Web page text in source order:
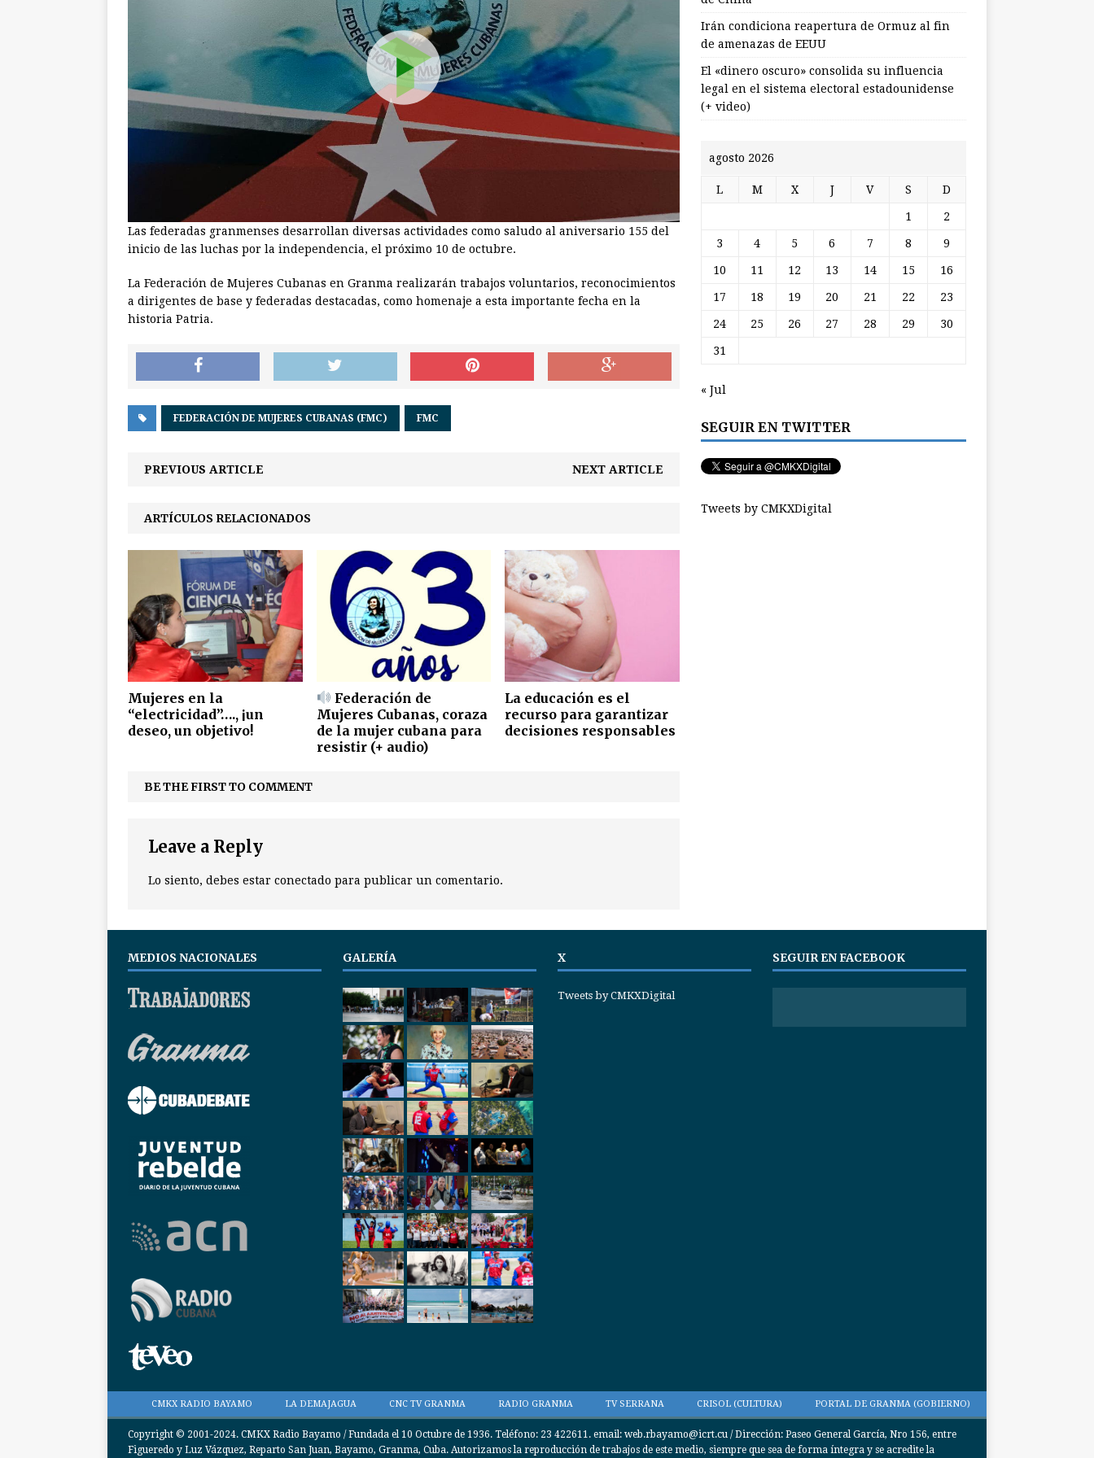
Las federadas granmenses desarrollan diversas actividades como saludo al aniversario 155 del
inicio de las luchas por la independencia, el próximo 10 de octubre.
La Federación de Mujeres Cubanas en Granma realizarán trabajos voluntarios, reconocimientos
a dirigentes de base y federadas destacadas, como homenaje a esta importante fecha en la
historia Patria.
FEDERACIÓN DE MUJERES CUBANAS (FMC) FMC
PREVIOUS ARTICLE NEXT ARTICLE
ARTÍCULOS RELACIONADOS
Mujeres en la
“electricidad”…., ¡un
deseo, un objetivo!
Federación de
Mujeres Cubanas, coraza
de la mujer cubana para
resistir (+ audio)
La educación es el
recurso para garantizar
decisiones responsables
BE THE FIRST TO COMMENT
Leave a Reply
Lo siento, debes estar conectado para publicar un comentario.
Irán condiciona reapertura de Ormuz al fin
de amenazas de EEUU
El «dinero oscuro» consolida su influencia
legal en el sistema electoral estadounidense
(+ video)
agosto 2026
L M X J V S D
1 2
3 4 5 6 7 8 9
10 11 12 13 14 15 16
17 18 19 20 21 22 23
24 25 26 27 28 29 30
31
« Jul
SEGUIR EN TWITTER
Tweets by CMKXDigital
MEDIOS NACIONALES GALERÍA X
Tweets by CMKXDigital
SEGUIR EN FACEBOOK
CMKX RADIO BAYAMO LA DEMAJAGUA CNC TV GRANMA RADIO GRANMA TV SERRANA CRISOL (CULTURA) PORTAL DE GRANMA (GOBIERNO)
Copyright © 2001-2024. CMKX Radio Bayamo / Fundada el 10 Octubre de 1936. Teléfono: 23 422611. email: web.rbayamo@icrt.cu / Dirección: Paseo General García, Nro 156, entre
Figueredo y Luz Vázquez, Reparto San Juan, Bayamo, Granma, Cuba. Autorizamos la reproducción de trabajos de este medio, siempre que sea de forma íntegra y se acredite la